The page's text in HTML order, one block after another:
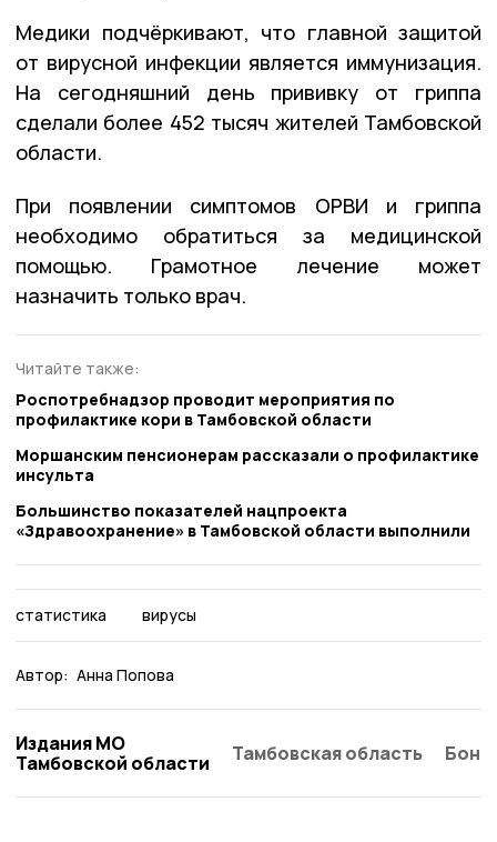
Медики подчёркивают, что главной защитой
от вирусной инфекции является иммунизация.
На сегодняшний день прививку от гриппа
сделали более 452 тысяч жителей Тамбовской
области.
При появлении симптомов ОРВИ и гриппа
необходимо обратиться за медицинской
помощью. Грамотное лечение может
назначить только врач.
Читайте также:
Роспотребнадзор проводит мероприятия по
профилактике кори в Тамбовской области
Моршанским пенсионерам рассказали о профилактике
инсульта
Большинство показателей нацпроекта
«Здравоохранение» в Тамбовской области выполнили
статистика вирусы
Автор: Анна Попова
Издания МО
Тамбовской области
Тамбовская область